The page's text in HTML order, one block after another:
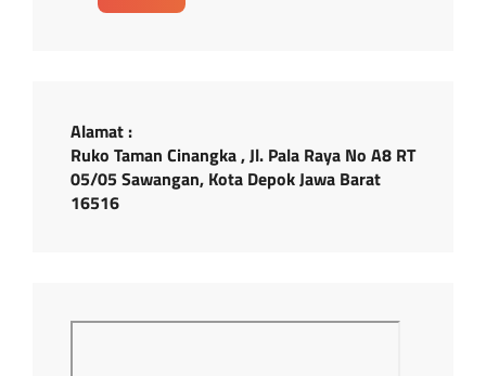
Alamat :
Ruko Taman Cinangka , Jl. Pala Raya No A8 RT
05/05 Sawangan, Kota Depok Jawa Barat
16516